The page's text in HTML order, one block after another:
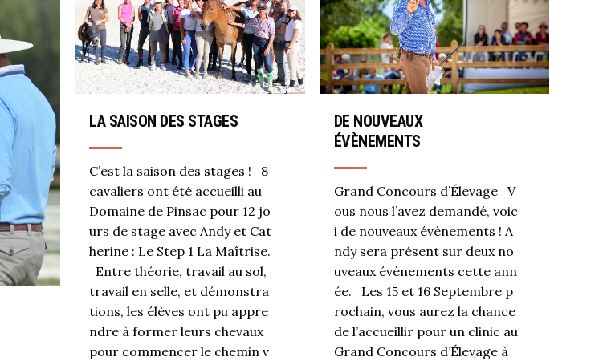
LA SAISON DES STAGES
C’est la saison des stages ! 8
cavaliers ont été accueilli au
Domaine de Pinsac pour 12 jo
urs de stage avec Andy et Cat
herine : Le Step 1 La Maîtrise.
Entre théorie, travail au sol,
travail en selle, et démonstra
tions, les élèves ont pu appre
ndre à former leurs chevaux
pour commencer le chemin v
DE NOUVEAUX
ÉVÈNEMENTS
Grand Concours d’Élevage V
ous nous l’avez demandé, voic
i de nouveaux évènements ! A
ndy sera présent sur deux no
uveaux évènements cette ann
ée. Les 15 et 16 Septembre p
rochain, vous aurez la chance
de l’accueillir pour un clinic au
Grand Concours d’Élevage à